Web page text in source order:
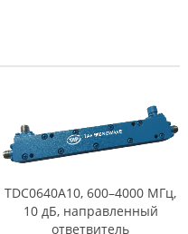
TDC0640A10, 600–4000 МГц,
10 дБ, направленный
ответвитель